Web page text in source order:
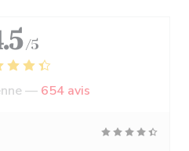
/5
— 654 avis